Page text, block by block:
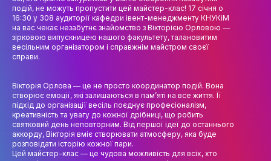
ПРАКТИКА
СИЛАБУСИ
НАУКА
НАПРЯМИ ДОСЛІДЖЕНЬ
НАУК.РОБОТА СТУДЕНТІВ
ВИДАВНИЧА ДІЯЛЬНІСТЬ
КОНФЕРЕНЦІЇ, СЕМІНАРИ
подій, не можуть пропустити цей майстер-клас! 17 січня о
16:30 у 308 аудиторії кафедри івент-менеджменту КНУКіМ
на вас чекає незабутнє знайомство з Вікторією Орловою —
зірковою випускницею нашого факультету, талановитим
весільним організатором і справжнім майстром своєї
справи.
Вікторія Орлова — це не просто координатор подій. Вона
створює емоції, які залишаються в пам’яті на все життя. Її
підхід до організації весіль поєднує професіоналізм,
креативність та увагу до кожної дрібниці, що робить
святковий день неповторним. Від першої ідеї до останнього
аккорду, Вікторія вміє створювати атмосферу, яка буде
розповідати історію кожної пари.
Цей майстер-клас — це чудова можливість для всіх, хто